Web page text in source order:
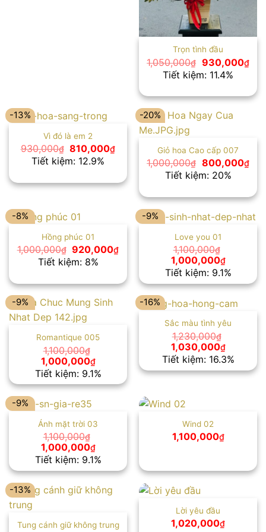
Trọn tình đầu
1,050,000₫ Giá
gốc
là:
930,000₫Giá
là:
Tiết kiệm: 11.4%
-13%
Vì đó là em 2
930,000₫ Giá
gốc
là:
810,000₫Giá
810,000₫.
Tiết kiệm: 12.9%
-20%
Giỏ hoa Cao cấp 007
1,000,000₫ Giá
gốc
là:
800,000₫Giá
là:
Tiết kiệm: 20%
-8%
Hồng phúc 01
1,000,000₫ Giá
gốc
là:
920,000₫Giá
là:
920,000₫.
Tiết kiệm: 8%
-9%
Love you 01
1,100,000₫
Giá
gốc
là:
1,100,000₫.
1,000,000₫Giá
hiện
tại
là:
Tiết kiệm: 9.1%
-9%
Romantique 005
1,100,000₫
Giá
gốc
là:
1,100,000₫.
1,000,000₫Giá
hiện
tại
là:
1,000,000₫.
Tiết kiệm: 9.1%
-16%
Sắc màu tình yêu
1,230,000₫
Giá
gốc
là:
1,230,000₫.
1,030,000₫Giá
hiện
tại
là:
Tiết kiệm: 16.3%
-9%
Ánh mặt trời 03
1,100,000₫
Giá
gốc
là:
1,100,000₫.
1,000,000₫Giá
hiện
tại
là:
1,000,000₫.
Tiết kiệm: 9.1%
Wind 02
1,100,000₫
-13%
Tung cánh giữ không trung
Lời yêu đầu
1,020,000₫